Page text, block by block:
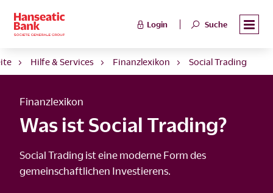
Login Suche
Hilfe & Services Finanzlexikon Social Trading
Finanzlexikon
Was ist Social Trading?
Social Trading ist eine moderne Form des
gemeinschaftlichen Investierens.